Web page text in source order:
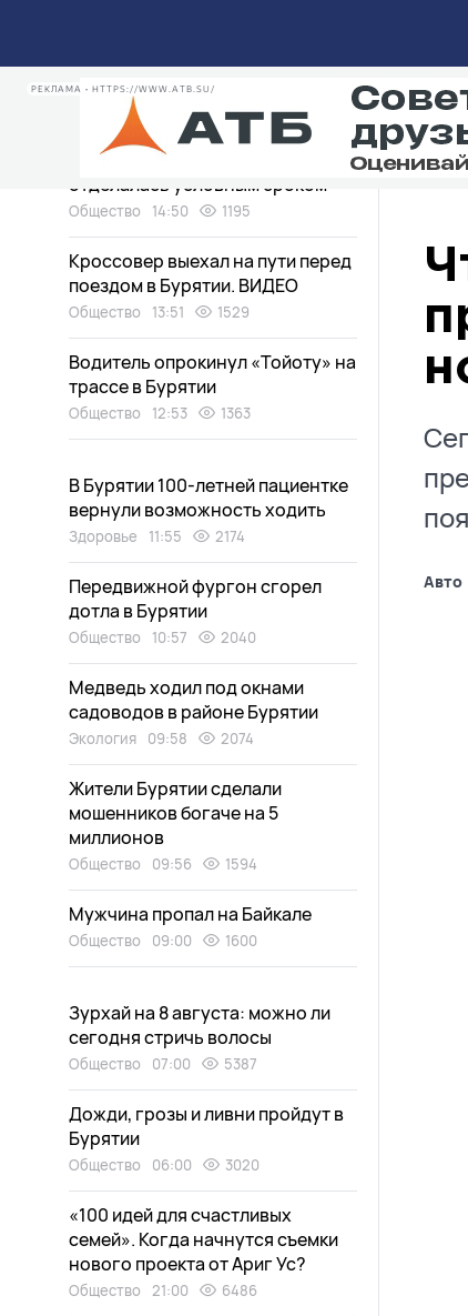
РЕКЛАМА • HTTPS://WWW.ATB.SU/
Авто
Общество 15:49
В Бурятии горе-мать, побившая
сотрудника органа опеки,
отделалась условным сроком
Общество 14:50 1195
Кроссовер выехал на пути перед
поездом в Бурятии. ВИДЕО
Общество 13:51 1529
Водитель опрокинул «Тойоту» на
трассе в Бурятии
Общество 12:53 1363
В Бурятии 100-летней пациентке
вернули возможность ходить
Здоровье 11:55 2174
Передвижной фургон сгорел
дотла в Бурятии
Общество 10:57 2040
Медведь ходил под окнами
садоводов в районе Бурятии
Экология 09:58 2074
Жители Бурятии сделали
мошенников богаче на 5
миллионов
Общество 09:56 1594
Мужчина пропал на Байкале
Общество 09:00 1600
Зурхай на 8 августа: можно ли
сегодня стричь волосы
Общество 07:00 5387
Дожди, грозы и ливни пройдут в
Бурятии
Общество 06:00 3020
«100 идей для счастливых
семей». Когда начнутся съемки
нового проекта от Ариг Ус?
Общество 21:00 6486